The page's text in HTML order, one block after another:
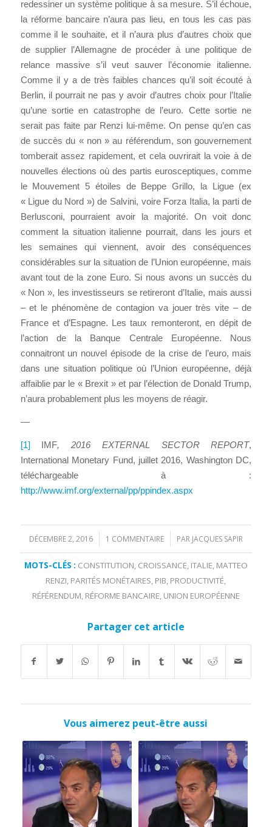
redessiner un système politique à sa mesure. S’il échoue,
la réforme bancaire n’aura pas lieu, en tous les cas pas
comme il le souhaite, et il n’aura plus d’autres choix que
de supplier l’Allemagne de procéder à une politique de
relance massive s’il veut sauver l’économie italienne.
Comme il y a de très faibles chances qu’il soit écouté à
Berlin, il pourrait ne pas y avoir d’autres choix pour l’Italie
qu’une sortie en catastrophe de l’euro. Cette sortie ne
serait pas faite par Renzi lui-même. On pense qu’en cas
de succès du « non » au référendum, son gouvernement
tomberait assez rapidement, et cela ouvrirait la voie à de
nouvelles élections où des partis eurosceptiques, comme
le Mouvement 5 étoiles de Beppe Grillo, la Ligue (ex
« Ligue du Nord ») de Salvini, voire Forza Italia, la parti de
Berlusconi, pourraient avoir la majorité. On voit donc
comment la situation italienne pourrait, dans les jours et
les semaines qui viennent, avoir des conséquences
considérables sur la situation de l’Union européenne, mais
avant tout de la zone Euro. Si nous avons un succès du
« Non », les investisseurs se retireront d’Italie, mais aussi
– et le phénomène de contagion va jouer très vite – de
France et d’Espagne. Les taux remonteront, en dépit de
l’action de la Banque Centrale Européenne. Nous
connaitront un nouvel épisode de la crise de l’euro, mais
dans une situation politique où l’Union européenne, déjà
affaiblie par le « Brexit » et par l’élection de Donald Trump,
n’aura probablement plus les moyens de réagir.
—
[1]IMF, 2016 EXTERNAL SECTOR REPORT,
International Monetary Fund, juillet 2016, Washington DC,
téléchargeable à :
http://www.imf.org/external/pp/ppindex.aspx
DÉCEMBRE 2, 2016
/ 1 COMMENTAIRE
/ PAR JACQUES SAPIR
MOTS-CLÉS : CONSTITUTION, CROISSANCE, ITALIE, MATTEO
RENZI, PARITÉS MONÉTAIRES, PIB, PRODUCTIVITÉ,
RÉFÉRENDUM, RÉFORME BANCAIRE, UNION EUROPÉENNE
Partager cet article
Vous aimerez peut-être aussi